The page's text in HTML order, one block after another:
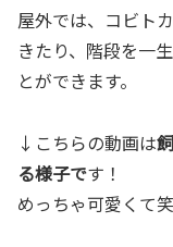
屋外では、コビト
きたり、階段を一
とができます。
↓こちらの動画は
る様子です！
めっちゃ可愛くて